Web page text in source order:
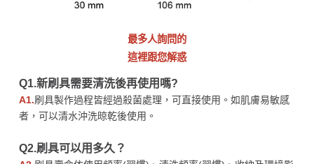
最多人詢問的
這裡跟您解惑
Q1.新刷具需要清洗後再使用嗎?
A1.刷具製作過程皆經過殺菌處理，可直接使用。如肌膚易敏感
者，可以清水沖洗晾乾後使用。
Q2.刷具可以用多久？